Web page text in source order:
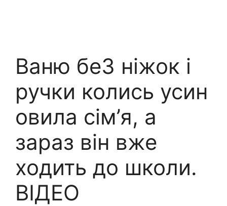
Ваню бе3 ніжок і
ручки колись усин
овила сім’я, а
зараз він вже
ходить до школи.
ВІДЕО